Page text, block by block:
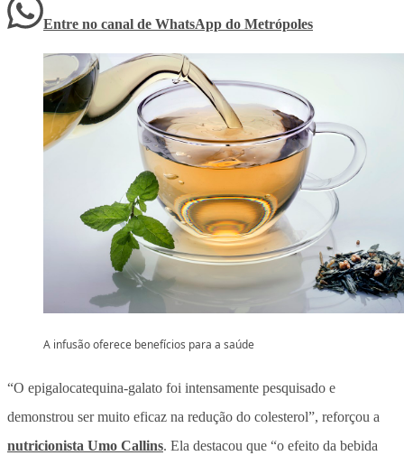
Entre no canal de WhatsApp do Metrópoles
A infusão oferece benefícios para a saúde
“O epigalocatequina-galato foi intensamente pesquisado e
demonstrou ser muito eficaz na redução do colesterol”, reforçou a
nutricionista Umo Callins. Ela destacou que “o efeito da bebida